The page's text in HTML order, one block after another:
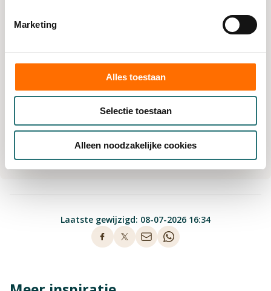
Marketing
Alles toestaan
Selectie toestaan
Alleen noodzakelijke cookies
Noteer hier je vraag of opmerking
Laatste gewijzigd: 08-07-2026 16:34